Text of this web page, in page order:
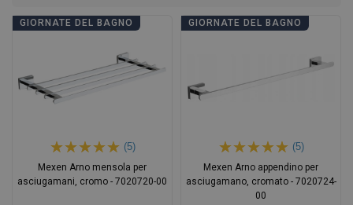
GIORNATE DEL BAGNO
(5)
Mexen Arno mensola per
asciugamani, cromo - 7020720-00
GIORNATE DEL BAGNO
(5)
Mexen Arno appendino per
asciugamano, cromato - 7020724-
00